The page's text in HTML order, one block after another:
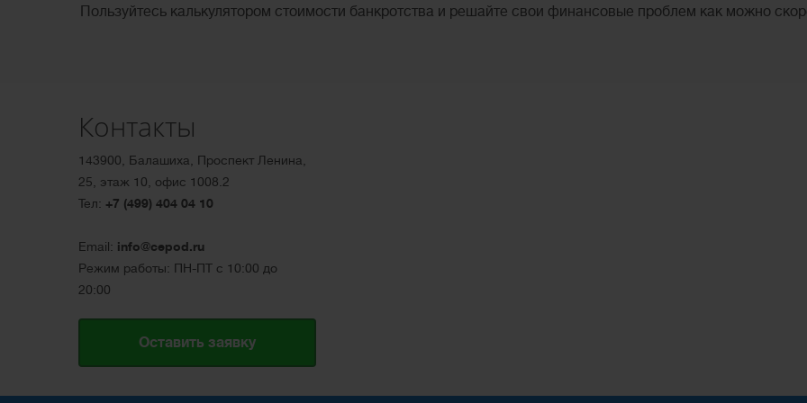
Пользуйтесь калькулятором стоимости банкротства и решайте свои финансовые проблем как можно
Контакты
143900, Балашиха, Проспект Ленина,
25, этаж 10, офис 1008.2
Тел: +7 (499) 404 04 10
Email: info@cepod.ru
Режим работы: ПН-ПТ с 10:00 до
20:00
Оставить заявку